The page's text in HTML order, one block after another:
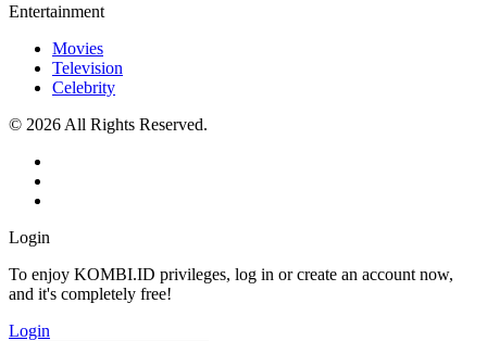
Entertainment
Movies
Television
Celebrity
© 2026 All Rights Reserved.
Login
To enjoy KOMBI.ID privileges, log in or create an account now,
and it's completely free!
Login